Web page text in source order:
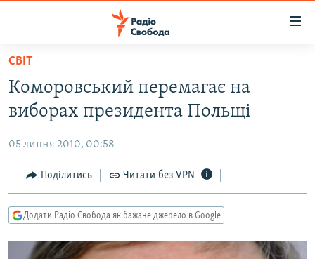
Перейти
основного
матеріалу
Перейти
до
навігації
Перейти
до
ВСЕ ЗА ДОБУ
СТАТТІ
ПОЛІТИКА
ЕКОНОМІКА
КУЛЬТУРА
СПОРТ
ВІЙНА
РОСІЙСЬКА «ФІЛЬТРАЦІЯ»
КРИМ.РЕАЛІЇ
ТИ ЯК?
СВІТ
Коморовський перемагає на
виборах президента Польщі
05 липня 2010, 00:58
Поділитись Читати без VPN
Додати Радіо Свобода як бажане джерело в Google